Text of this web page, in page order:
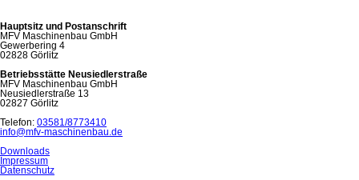
Hauptsitz und Postanschrift
MFV Maschinenbau GmbH
Gewerbering 4
02828 Görlitz
Betriebsstätte Neusiedlerstraße
MFV Maschinenbau GmbH
Neusiedlerstraße 13
02827 Görlitz
Telefon: 03581/8773410
info@mfv-maschinenbau.de
Downloads
Impressum
Datenschutz